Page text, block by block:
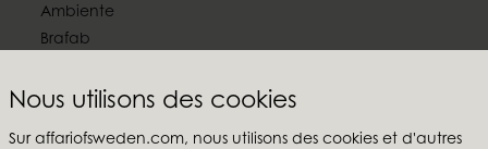
Nous utilisons des cookies
Sur affariofsweden.com, nous utilisons des cookies et d'autres
Ambiente
Brafab
Furninova